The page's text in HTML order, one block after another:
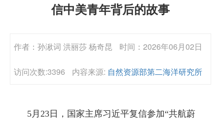
信中美青年背后的故事
作者：孙湫词 洪丽莎 杨奇昆 时间：2026年06月02日
访问次数:3396 内容来源: 自然资源部第二海洋研究所
5月23日，国家主席习近平复信参加“共航蔚